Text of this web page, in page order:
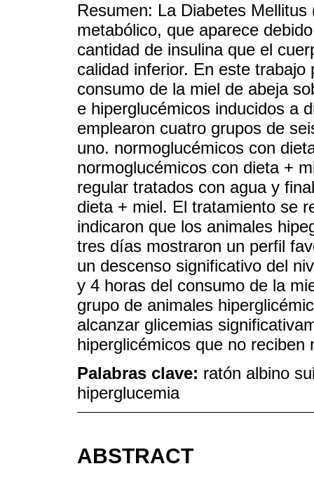
Resumen: La Diabetes
metabólico, que aparece
cantidad de insulina que el
calidad inferior. En este
consumo de la miel de abeja
e hiperglucémicos inducidos a
emplearon cuatro grupos de
uno. normoglucémicos con
normoglucémicos con dieta +
regular tratados con agua y
dieta + miel. El tratamiento se
indicaron que los animales
tres días mostraron un perfil
un descenso significativo del
y 4 horas del consumo de la
grupo de animales
alcanzar glicemias
hiperglicémicos que no reciben
Palabras clave: ratón albino
hiperglucemia
ABSTRACT